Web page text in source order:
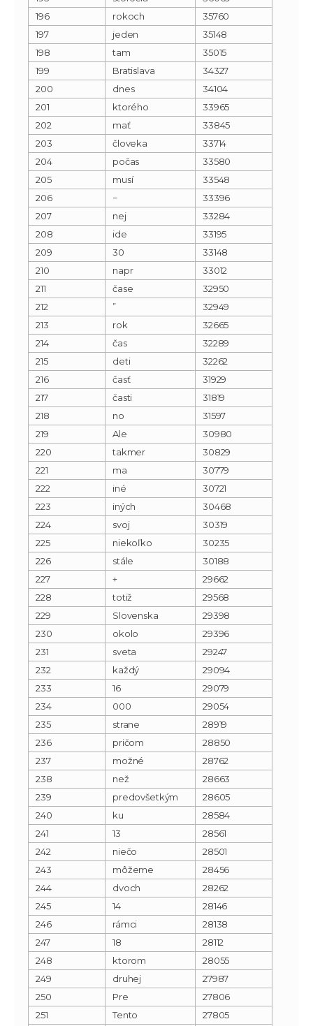
196
rokoch
35760
197
jeden
35148
198
tam
35015
199
Bratislava
34327
200
dnes
34104
201
ktorého
33965
202
mať
33845
203
človeka
33714
204
počas
33580
205
musí
33548
206
−
33396
207
nej
33284
208
ide
33195
209
30
33148
210
napr
33012
211
čase
32950
212
”
32949
213
rok
32665
214
čas
32289
215
deti
32262
216
časť
31929
217
časti
31819
218
no
31597
219
Ale
30980
220
takmer
30829
221
ma
30779
222
iné
30721
223
iných
30468
224
svoj
30319
225
niekoľko
30235
226
stále
30188
227
+
29662
228
totiž
29568
229
Slovenska
29398
230
okolo
29396
231
sveta
29247
232
každý
29094
233
16
29079
234
000
29054
235
strane
28919
236
pričom
28850
237
možné
28762
238
než
28663
239
predovšetkým
28605
240
ku
28584
241
13
28561
242
niečo
28501
243
môžeme
28456
244
dvoch
28262
245
14
28146
246
rámci
28138
247
18
28112
248
ktorom
28055
249
druhej
27987
250
Pre
27806
251
Tento
27805